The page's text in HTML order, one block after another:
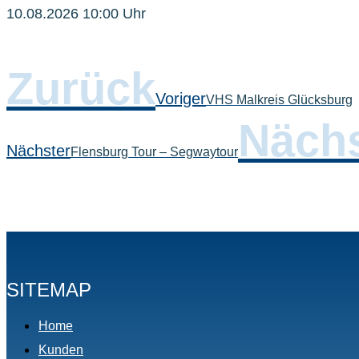
10.08.2026 10:00 Uhr
ZurückVorigerVHS Malkreis Glücksburg
NächsterFlensburg Tour – Segwaytour
SITEMAP
Home
Kunden